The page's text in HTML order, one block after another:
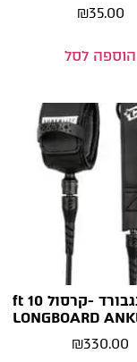
₪35.00
הוספה לסל
ליש ללונגבורד -קרסול 10 ft
₪330.00